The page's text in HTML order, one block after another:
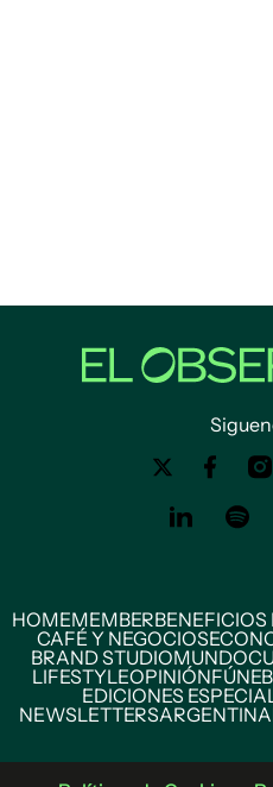
HOMEMEMBERBENEFICIOS
CAFÉ Y NEGOCIOS
BRAND STUDIOMUNDO
LIFESTYLEOPINIÓN
EDICIONES
NEWSLETTERSARGENTINA